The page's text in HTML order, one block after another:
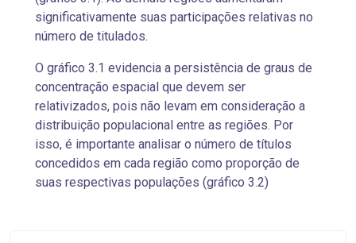
significativamente suas participações relativas no
número de titulados.
O gráfico 3.1 evidencia a persistência de graus de
concentração espacial que devem ser
relativizados, pois não levam em consideração a
distribuição populacional entre as regiões. Por
isso, é importante analisar o número de títulos
concedidos em cada região como proporção de
suas respectivas populações (gráfico 3.2)